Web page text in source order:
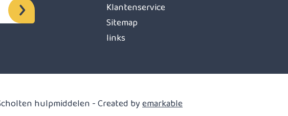
Klantenservice
Sitemap
links
hulpmiddelen - Created byemarkable